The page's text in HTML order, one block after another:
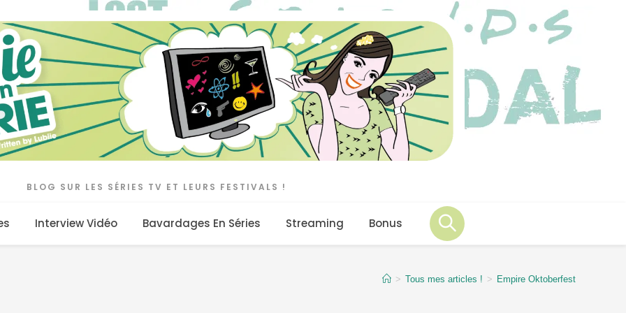
BLOG SUR LES SÉRIES TV ET LEURS FESTIVALS !
Interview Vidéo Bavardages En Séries Streaming Bonus
> Tous mes articles ! > Empire Oktoberfest